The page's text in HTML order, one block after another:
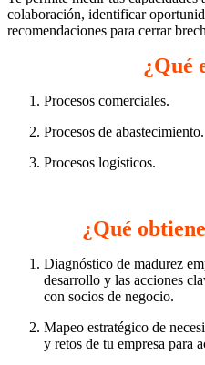
colaboración, identificar
recomendaciones para cerrar
¿Qué
Procesos comerciales.
Procesos de abastecimiento.
Procesos logísticos.
¿Qué
Diagnóstico de madurez
desarrollo y las acciones
con socios de negocio.
Mapeo estratégico de
y retos de tu empresa para